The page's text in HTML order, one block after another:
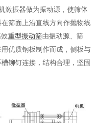
激振器做为振动源，使筛体
筛面上沿直线方向作抛物线
重型振动筛由振动源、筛
优质钢板制作而成，侧板与
铆钉连接，结构合理，坚固